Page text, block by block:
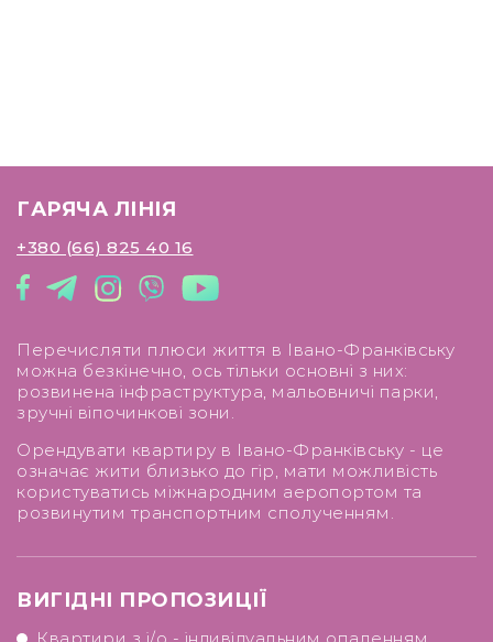
ГАРЯЧА ЛІНІЯ
+380 (66) 825 40 16
Перечисляти плюси життя в Івано-Франківську
можна безкінечно, ось тільки основні з них:
розвинена інфраструктура, мальовничі парки,
зручні віпочинкові зони.
Орендувати квартиру в Івано-Франківську - це
означає жити близько до гір, мати можливість
користуватись міжнародним аеропортом та
розвинутим транспортним сполученням.
ВИГІДНІ ПРОПОЗИЦІЇ